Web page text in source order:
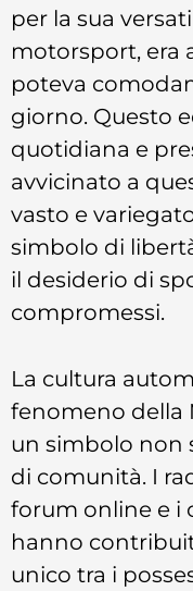
per la sua
motorsport, era
poteva
giorno. Questo
quotidiana e
avvicinato a
vasto e
simbolo di
il desiderio di
compromessi.
La cultura
fenomeno della
un simbolo non
di comunità. I
forum online e i
hanno
unico tra i